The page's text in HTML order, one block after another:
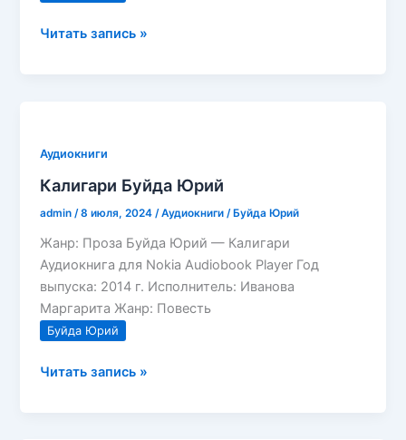
Домзак
Читать запись »
Аудиокниги
Калигари Буйда Юрий
admin/8 июля, 2024/Аудиокниги / Буйда Юрий
Жанр: Проза Буйда Юрий — Калигари
Аудиокнига для Nokia Audiobook Player Год
выпуска: 2014 г. Исполнитель: Иванова
Маргарита Жанр: Повесть
Буйда Юрий
Калигари
Читать запись »